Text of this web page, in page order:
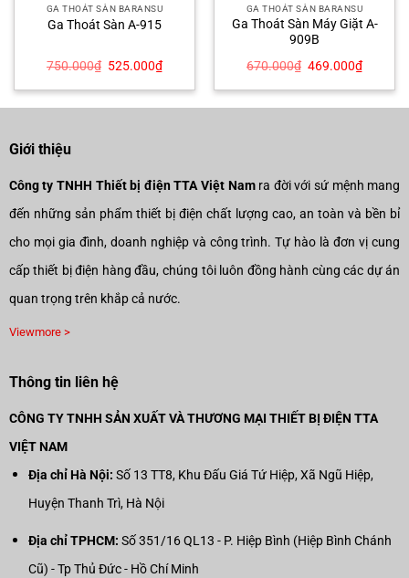
GA THOÁT SÀN BARANSU
Ga Thoát Sàn A-915
750.000₫ Giá
là:
525.000₫Giá
hiện
tại
525.000₫.
GA THOÁT SÀN BARANSU
Ga Thoát Sàn Máy Giặt A-
909B
670.000₫ Giá
là:
469.000₫Giá
hiện
tại
Giới thiệu
Công ty TNHH Thiết bị điện TTA Việt Namra đời với sứ mệnh mang
đến những sản phẩm thiết bị điện chất lượng cao, an toàn và bền bỉ
cho mọi gia đình, doanh nghiệp và công trình. Tự hào là đơn vị cung
cấp thiết bị điện hàng đầu, chúng tôi luôn đồng hành cùng các dự án
quan trọng trên khắp cả nước.
Viewmore >
Thông tin liên hệ
CÔNG TY TNHH SẢN XUẤT VÀ THƯƠNG MẠI THIẾT BỊ ĐIỆN TTA
VIỆT NAM
Địa chỉ Hà Nội: Số 13 TT8, Khu Đấu Giá Tứ Hiệp, Xã Ngũ Hiệp,
Huyện Thanh Trì, Hà Nội
Địa chỉ TPHCM: Số 351/16 QL13 - P. Hiệp Bình (Hiệp Bình Chánh
Cũ) - Tp Thủ Đức - Hồ Chí Minh